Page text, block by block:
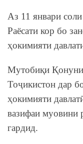
Аз 11 январи
Раёсати кор бо
ҳокимияти
Мутобиқи
Тоҷикистон дар
ҳокимияти
вазифаи муовини
гардид.